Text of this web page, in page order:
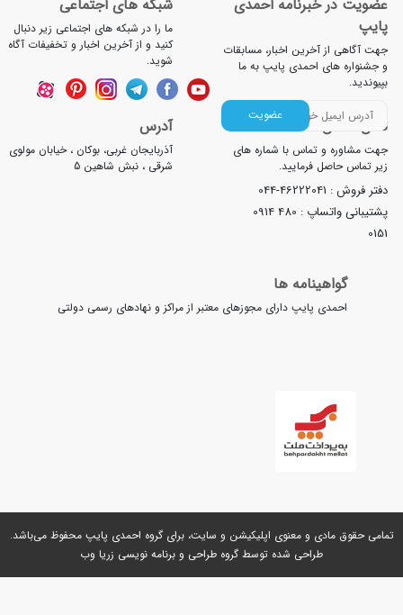
در خبرنامه احمدی
آگاهی از آخرین اخبار، مسابقات
های احمدی پایپ به ما
عضویت
شبکه های اجتماعی
ما را در شبکه های اجتماعی زیر دنبال
کنید و از آخرین اخبار و تخفیفات آگاه
شوید.
تماس
مشاوره و تماس با شماره های
تماس حاصل فرمایید.
فروش : 044-46222041
واتساپ :0914 480
آدرس
آذربایجان غربی، بوکان ، خیابان مولوی
شرقی ، نبش شاهین 5
گواهینامه ها
احمدی پایپ دارای مجوزهای معتبر از مراکز و نهادهای رسمی دولتی
حقوق مادی و معنوی اپلیکیشن و سایت، برای گروهاحمدی پایپمحفوظ می‌باشد.
طراحی شده توسط گروه طراحی و برنامه نویسی زریا وب